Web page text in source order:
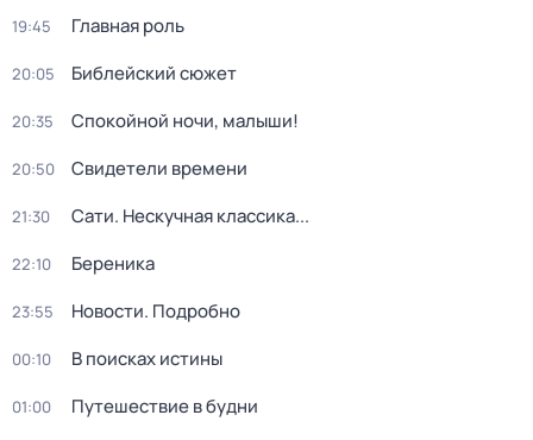
19:45 Главная роль
20:05 Библейский сюжет
20:35 Спокойной ночи, малыши!
20:50 Свидетели времени
21:30 Сати. Нескучная классика...
22:10 Береника
23:55 Новости. Подробно
00:10 В поисках истины
01:00 Путешествие в будни